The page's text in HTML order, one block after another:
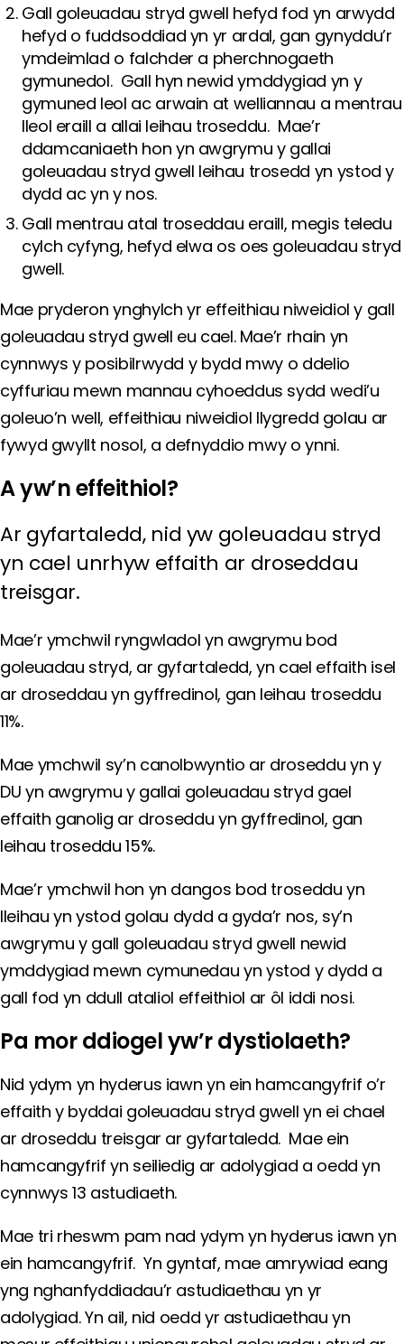
Gall goleuadau stryd gwell hefyd fod yn arwydd
hefyd o fuddsoddiad yn yr ardal, gan gynyddu’r
ymdeimlad o falchder a pherchnogaeth
gymunedol. Gall hyn newid ymddygiad yn y
gymuned leol ac arwain at welliannau a mentrau
lleol eraill a allai leihau troseddu. Mae’r
ddamcaniaeth hon yn awgrymu y gallai
goleuadau stryd gwell leihau trosedd yn ystod y
dydd ac yn y nos.
Gall mentrau atal troseddau eraill, megis teledu
cylch cyfyng, hefyd elwa os oes goleuadau stryd
gwell.
Mae pryderon ynghylch yr effeithiau niweidiol y gall
goleuadau stryd gwell eu cael. Mae’r rhain yn
cynnwys y posibilrwydd y bydd mwy o ddelio
cyffuriau mewn mannau cyhoeddus sydd wedi’u
goleuo’n well, effeithiau niweidiol llygredd golau ar
fywyd gwyllt nosol, a defnyddio mwy o ynni.
A yw’n effeithiol?
Ar gyfartaledd, nid yw goleuadau stryd
yn cael unrhyw effaith ar droseddau
treisgar.
Mae’r ymchwil ryngwladol yn awgrymu bod
goleuadau stryd, ar gyfartaledd, yn cael effaith isel
ar droseddau yn gyffredinol, gan leihau troseddu
11%.
Mae ymchwil sy’n canolbwyntio ar droseddu yn y
DU yn awgrymu y gallai goleuadau stryd gael
effaith ganolig ar droseddu yn gyffredinol, gan
leihau troseddu 15%.
Mae’r ymchwil hon yn dangos bod troseddu yn
lleihau yn ystod golau dydd a gyda’r nos, sy’n
awgrymu y gall goleuadau stryd gwell newid
ymddygiad mewn cymunedau yn ystod y dydd a
gall fod yn ddull ataliol effeithiol ar ôl iddi nosi.
Pa mor ddiogel yw’r dystiolaeth?
Nid ydym yn hyderus iawn yn ein hamcangyfrif o’r
effaith y byddai goleuadau stryd gwell yn ei chael
ar droseddu treisgar ar gyfartaledd. Mae ein
hamcangyfrif yn seiliedig ar adolygiad a oedd yn
cynnwys 13 astudiaeth.
Mae tri rheswm pam nad ydym yn hyderus iawn yn
ein hamcangyfrif. Yn gyntaf, mae amrywiad eang
yng nghanfyddiadau’r astudiaethau yn yr
adolygiad. Yn ail, nid oedd yr astudiaethau yn